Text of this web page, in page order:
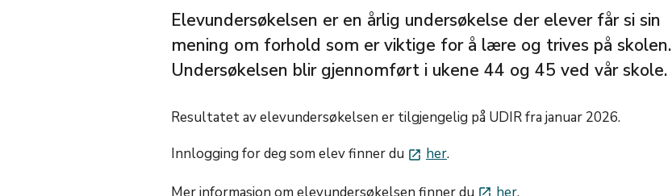
Elevundersøkelsen er en årlig undersøkelse der elever får si sin
mening om forhold som er viktige for å lære og trives på skolen.
Undersøkelsen blir gjennomført i ukene 44 og 45 ved vår skole.
Resultatet av elevundersøkelsen er tilgjengelig på UDIR fra januar 2026.
Innlogging for deg som elev finner du launch her.
Mer informasjon om elevundersøkelsen finner du launch her.